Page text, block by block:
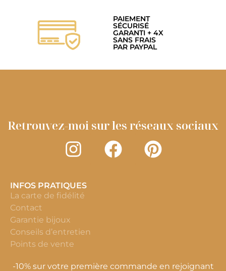
PAIEMENT
SÉCURISÉ
GARANTI + 4X
SANS FRAIS
PAR PAYPAL
Retrouvez-moi sur les réseaux sociaux
INFOS PRATIQUES
La carte de fidélité
Contact
Garantie bijoux
Conseils d’entretien
Points de vente
-10% sur votre première commande en rejoignant